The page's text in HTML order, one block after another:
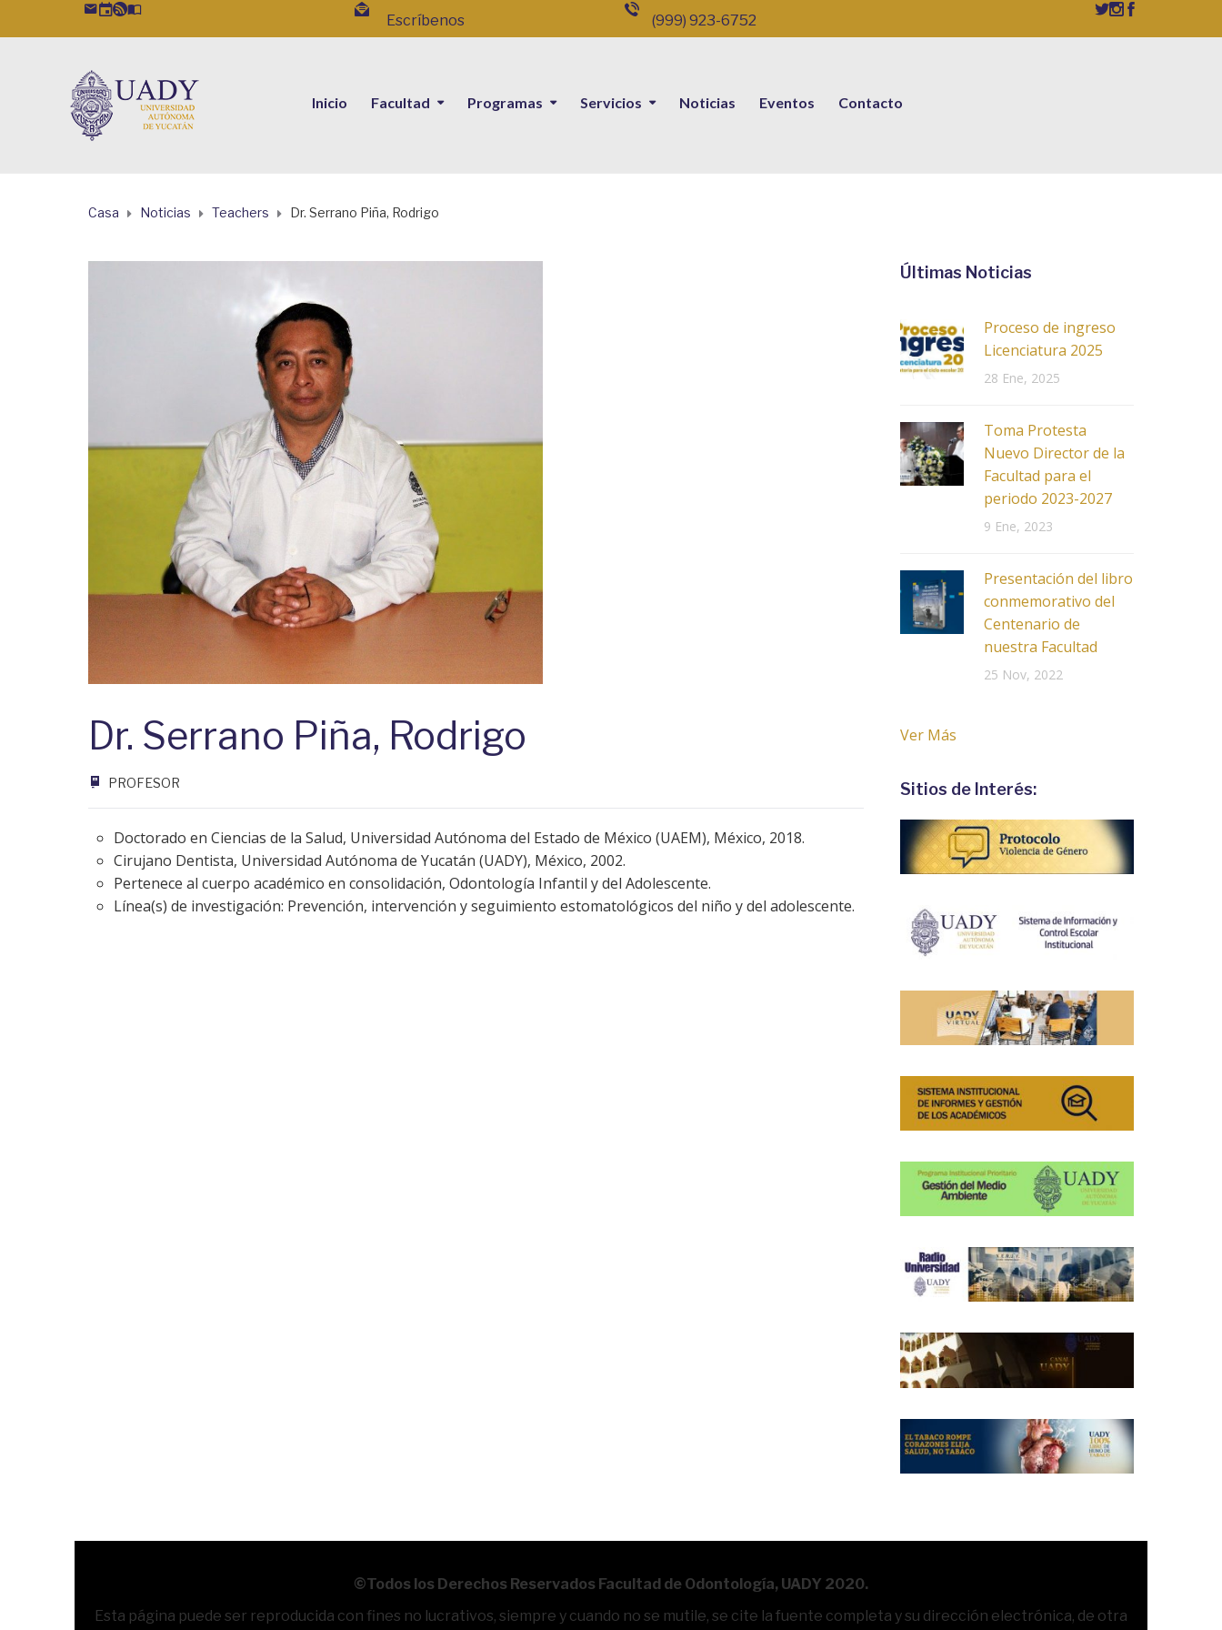
Escríbenos (999) 923-6752
Inicio Facultad Programas Servicios Noticias Eventos Contacto
Casa Noticias Teachers Dr. Serrano Piña, Rodrigo
Dr. Serrano Piña, Rodrigo
PROFESOR
Doctorado en Ciencias de la Salud, Universidad Autónoma del Estado de México (UAEM), México, 2018.
Cirujano Dentista, Universidad Autónoma de Yucatán (UADY), México, 2002.
Pertenece al cuerpo académico en consolidación, Odontología Infantil y del Adolescente.
Línea(s) de investigación: Prevención, intervención y seguimiento estomatológicos del niño y del adolescente.
Últimas Noticias
Proceso de ingreso
Licenciatura 2025
28 Ene, 2025
Toma Protesta
Nuevo Director de la
Facultad para el
periodo 2023-2027
9 Ene, 2023
Presentación del libro
conmemorativo del
Centenario de
nuestra Facultad
25 Nov, 2022
Ver Más
Sitios de Interés:
©Todos los Derechos Reservados Facultad de Odontología, UADY 2020.
Esta página puede ser reproducida con fines no lucrativos, siempre y cuando no se mutile, se cite la fuente completa y su dirección electrónica, de otra